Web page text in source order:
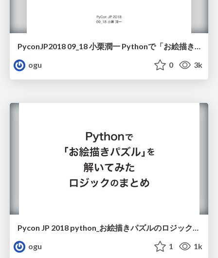
PyconJP2018 09_18 小栗潤一 Pythonで「お絵描きパズル」を解いてみた
ogu
0 3k
Pycon JP 2018 python_お絵描きパズルのロジックまとめ.pdf
ogu
1 1k